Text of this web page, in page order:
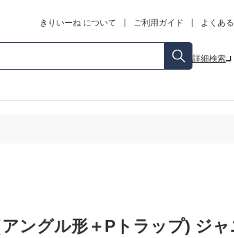
きりいーね について ご利用ガイド よくあ
詳細検索
ングル形＋Pトラップ) ジ